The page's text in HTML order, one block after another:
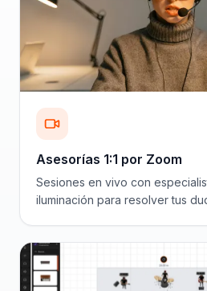
Asesorías 1:1 por Zoom
Sesiones en vivo con
iluminación para resolver tus